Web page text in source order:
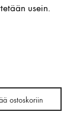
usein.
ostoskoriin